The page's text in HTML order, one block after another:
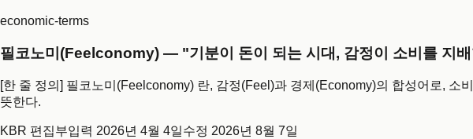
economic-terms
필코노미(Feelconomy) — "기분이 돈이 되는 시대, 감정이 소비를 지
[한 줄 정의] 필코노미(Feelconomy) 란, 감정(Feel)과 경제(Economy)의 합성어로, 소
뜻한다.
KBR 편집부입력 2026년 4월 4일수정 2026년 8월 7일